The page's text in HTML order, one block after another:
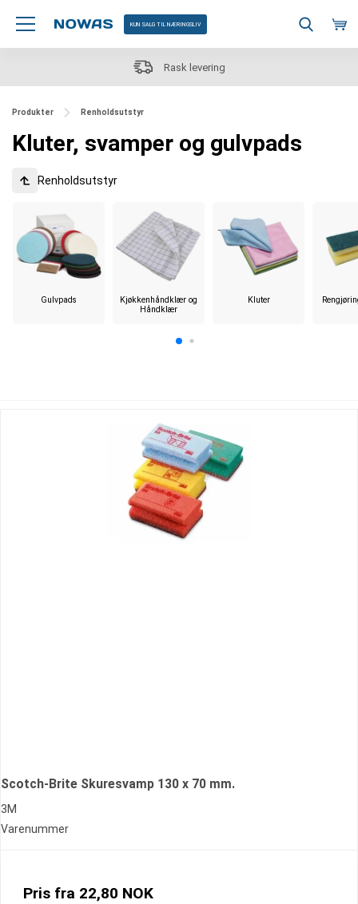
KUN SALG TIL NÆRINGSLIV
Stort utvalg - over 25 000 produkter
Produkter Renholdsutstyr
Kluter, svamper og gulvpads
Renholdsutstyr
Gulvpads
Kjøkkenhåndklær og
Håndklær
Kluter
Scotch-Brite Skuresvamp 130 x 70 mm.
3M
Varenummer
Pris fra 22,80 NOK